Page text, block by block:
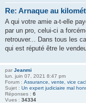
Re: Arnaque au
A qui votre amie a-t-elle
par un pro, celui-ci a
retrouver... Dans tous les
qui est réputé être le
par Jeanmi
lun. juin 07, 2021 8:47 pm
Forum : Assurance, vente, vice
Sujet : Un expert judiciaire mal
Réponses : 6
Vues : 34334